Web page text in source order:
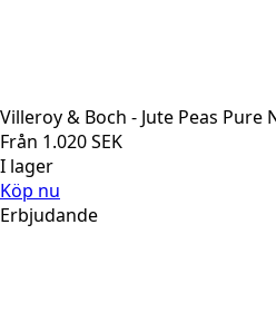
Villeroy & Boch - Jute Peas Pure
Från 1.020SEK
I lager
Köp nu
Erbjudande